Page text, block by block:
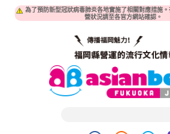
為了預防新型冠狀病毒肺炎各地實施了相關對應措施
營狀況請至各官方網站確認。